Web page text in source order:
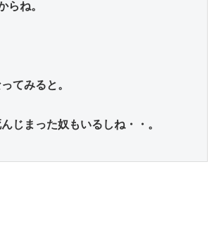
らね。
てみると。
じまった奴もいるしね・・。